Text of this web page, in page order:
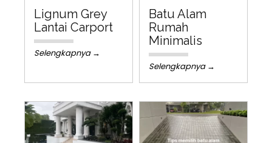
Lignum Grey
Lantai Carport
Selengkapnya →
Batu Alam
Rumah
Minimalis
Selengkapnya →